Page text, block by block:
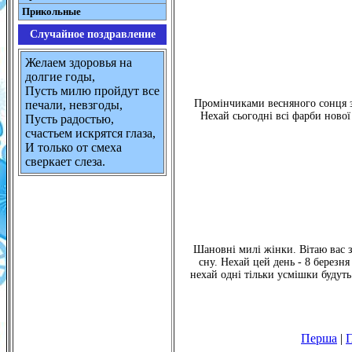
Прикольные
Случайное поздравление
Желаем здоровья на
долгие годы,
Пусть милю пройдут все
печали, невзгоды,
Пусть радостью,
счастьем искрятся глаза,
И только от смеха
сверкает слеза.
Промінчиками весняного сонця
Нехай сьогодні всі фарби
Шановні милі жінки. Вітаю вас
сну. Нехай цей день - 8 березня
нехай одні тільки усмішки
Перша |